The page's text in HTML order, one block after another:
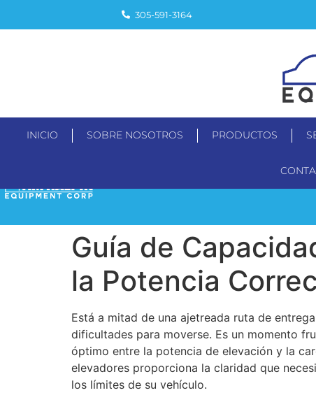
305-591-3164
INICIO SOBRE NOSOTROS PRODUCTOS
SOBRE NOSOTROS
Guía de
la Potencia
Está a mitad de una ajetreada ruta de
dificultades para moverse. Es un momento
óptimo entre la potencia de elevación y la
elevadores proporciona la claridad que
los límites de su vehículo.